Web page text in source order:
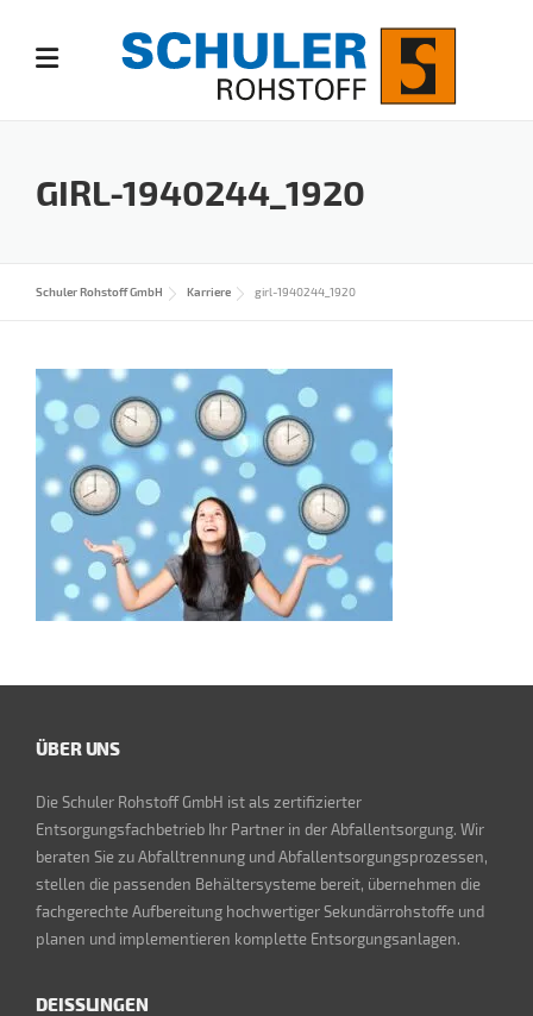
content
GIRL-1940244_1920
Schuler Rohstoff GmbH Karriere girl-1940244_1920
ÜBER UNS
Die Schuler Rohstoff GmbH ist als zertifizierter
Entsorgungsfachbetrieb Ihr Partner in der Abfallentsorgung. Wir
beraten Sie zu Abfalltrennung und Abfallentsorgungsprozessen,
stellen die passenden Behältersysteme bereit, übernehmen die
fachgerechte Aufbereitung hochwertiger Sekundärrohstoffe und
planen und implementieren komplette Entsorgungsanlagen.
DEISSLINGEN